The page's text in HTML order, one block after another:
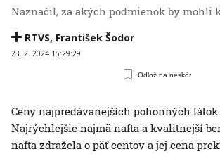
Naznačil, za akých podmienok by mohli
RTVS, František Šodor
23. 2. 2024 15:29:29
Odlož na neskôr
Ceny najpredávanejších pohonných
Najrýchlejšie najmä nafta a kvalitnejší
nafta zdražela o päť centov a jej cena